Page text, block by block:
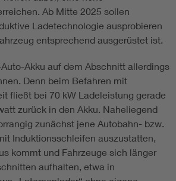
Ab Mitte 2025 sollen
Ladetechnologie ausprobieren
entsprechend ausgerüstet ist.
Akku auf dem Abschnitt allerdings
Denn beim Befahren mit
fließt bei 70 kW Ladeleistung gerade
zurück in den Akku. Naheliegend
zunächst jene Autobahn- bzw.
Induktionsschleifen auszustatten,
kommt und Fahrzeuge sich länger
aufhalten, etwa in